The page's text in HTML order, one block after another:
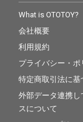
What is OTOTOY?
会社概要
利用規約
プライバシー・ポ
特定商取引法に基
外部データ連携
スについて